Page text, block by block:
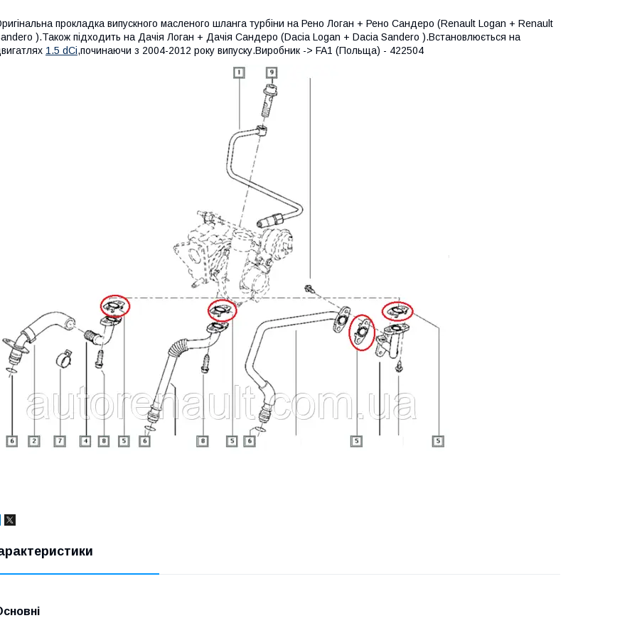
прокладка випускного масленого шланга турбіни на Рено Логан + Рено Сандеро (Renault Logan + Renault
).Також підходить на Дачія Логан + Дачія Сандеро (Dacia Logan + Dacia Sandero ).Встановлюється на
1.5 dCi,починаючи з 2004-2012 року випуску.Виробник -> FA1 (Польща) - 422504